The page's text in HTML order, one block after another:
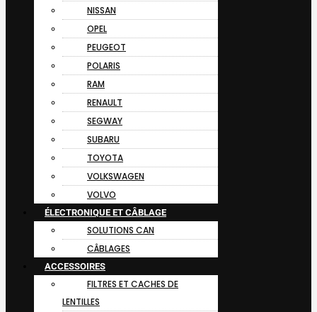
NISSAN
OPEL
PEUGEOT
POLARIS
RAM
RENAULT
SEGWAY
SUBARU
TOYOTA
VOLKSWAGEN
VOLVO
ÉLECTRONIQUE ET CÂBLAGE
SOLUTIONS CAN
CÂBLAGES
ACCESSOIRES
FILTRES ET CACHES DE
LENTILLES